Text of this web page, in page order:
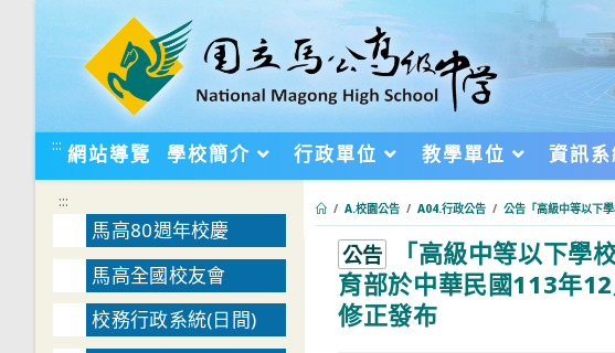
::: 網站導覽 學校簡介 行政單位 教學單位 資訊系
/ A.校園公告 / A04.行政公告 / 公告「高級中等以下
公告
「高級中等以下學
育部於中華民國113年
修正發布
:::
馬高80週年校慶
馬高全國校友會
校務行政系統(日間)